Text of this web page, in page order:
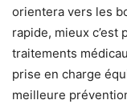
orientera vers les
rapide, mieux c’est
traitements
prise en charge
meilleure